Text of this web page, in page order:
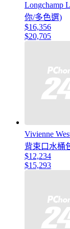
Longchamp
你/多色選)
$16,356
$20,705
Vivienne
背束口水桶
$12,234
$15,293